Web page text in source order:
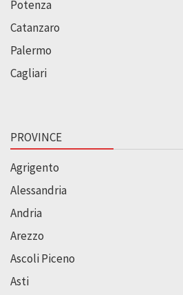
Potenza
Catanzaro
Palermo
Cagliari
PROVINCE
Agrigento
Alessandria
Andria
Arezzo
Ascoli Piceno
Asti